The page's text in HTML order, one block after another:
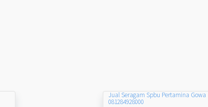
Jual Seragam Spbu Pertamina Gowa
081284928000